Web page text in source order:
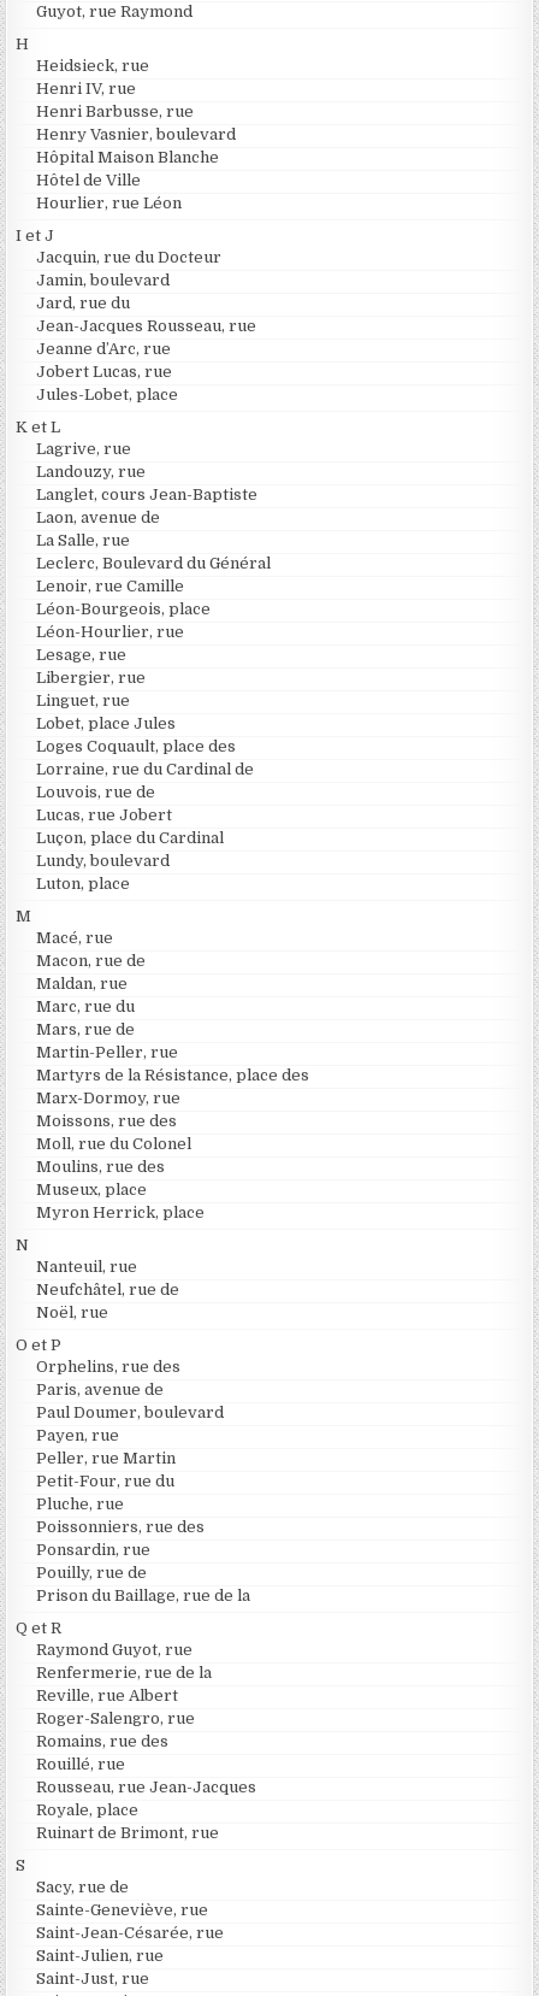
Guyot, rue Raymond
H
Heidsieck, rue
Henri IV, rue
Henri Barbusse, rue
Henry Vasnier, boulevard
Hôpital Maison Blanche
Hôtel de Ville
Hourlier, rue Léon
I et J
Jacquin, rue du Docteur
Jamin, boulevard
Jard, rue du
Jean-Jacques Rousseau, rue
Jeanne d’Arc, rue
Jobert Lucas, rue
Jules-Lobet, place
K et L
Lagrive, rue
Landouzy, rue
Langlet, cours Jean-Baptiste
Laon, avenue de
La Salle, rue
Leclerc, Boulevard du Général
Lenoir, rue Camille
Léon-Bourgeois, place
Léon-Hourlier, rue
Lesage, rue
Libergier, rue
Linguet, rue
Lobet, place Jules
Loges Coquault, place des
Lorraine, rue du Cardinal de
Louvois, rue de
Lucas, rue Jobert
Luçon, place du Cardinal
Lundy, boulevard
Luton, place
M
Macé, rue
Macon, rue de
Maldan, rue
Marc, rue du
Mars, rue de
Martin-Peller, rue
Martyrs de la Résistance, place des
Marx-Dormoy, rue
Moissons, rue des
Moll, rue du Colonel
Moulins, rue des
Museux, place
Myron Herrick, place
N
Nanteuil, rue
Neufchâtel, rue de
Noël, rue
O et P
Orphelins, rue des
Paris, avenue de
Paul Doumer, boulevard
Payen, rue
Peller, rue Martin
Petit-Four, rue du
Pluche, rue
Poissonniers, rue des
Ponsardin, rue
Pouilly, rue de
Prison du Baillage, rue de la
Q et R
Raymond Guyot, rue
Renfermerie, rue de la
Reville, rue Albert
Roger-Salengro, rue
Romains, rue des
Rouillé, rue
Rousseau, rue Jean-Jacques
Royale, place
Ruinart de Brimont, rue
S
Sacy, rue de
Sainte-Geneviève, rue
Saint-Jean-Césarée, rue
Saint-Julien, rue
Saint-Just, rue